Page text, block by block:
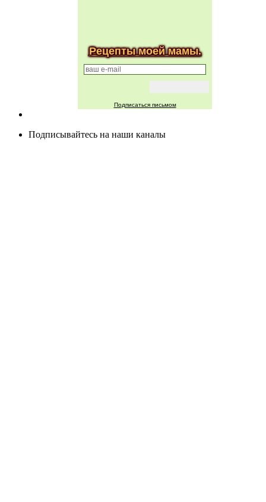
Рецепты моей мамы.
Подписаться письмом
Подписывайтесь на наши каналы